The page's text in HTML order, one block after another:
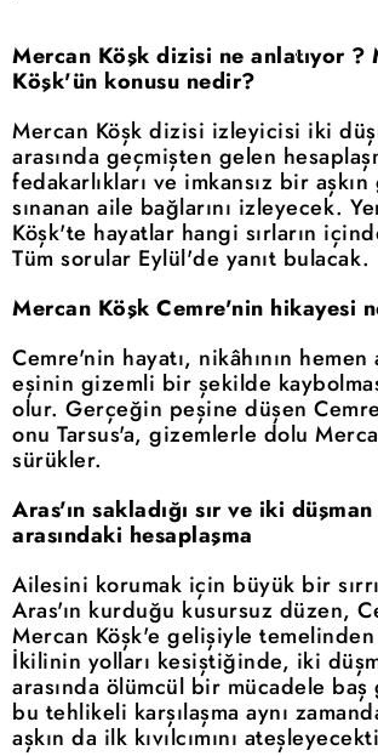
Mercan Köşk dizisi ne anlatıyor ?
Köşk'ün konusu nedir?
Mercan Köşk dizisi izleyicisi iki
arasında geçmişten gelen
fedakarlıkları ve imkansız bir
sınanan aile bağlarını izleyecek.
Köşk'te hayatlar hangi sırların
Tüm sorular Eylül'de yanıt bulacak.
Mercan Köşk Cemre'nin hikayesi
Cemre'nin hayatı, nikâhının hemen
eşinin gizemli bir şekilde
olur. Gerçeğin peşine düşen
onu Tarsus'a, gizemlerle dolu
sürükler.
Aras'ın sakladığı sır ve iki
arasındaki hesaplaşma
Ailesini korumak için büyük bir
Aras'ın kurduğu kusursuz düzen,
Mercan Köşk'e gelişiyle temelinden
İkilinin yolları kesiştiğinde, iki
arasında ölümcül bir mücadele
bu tehlikeli karşılaşma aynı
aşkın da ilk kıvılcımını